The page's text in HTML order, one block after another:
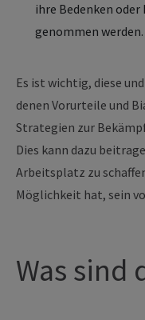
ihre Bedenken
genommen werden.
Es ist wichtig, diese
denen Vorurteile und
Strategien zur
Dies kann dazu
Arbeitsplatz zu
Möglichkeit hat, sein
Was sind